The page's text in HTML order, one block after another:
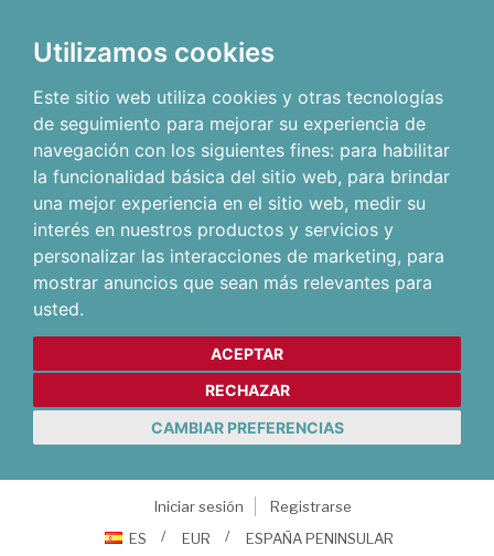
Utilizamos cookies
Este sitio web utiliza cookies y otras tecnologías
de seguimiento para mejorar su experiencia de
navegación con los siguientes fines: para habilitar
la funcionalidad básica del sitio web, para brindar
una mejor experiencia en el sitio web, medir su
interés en nuestros productos y servicios y
personalizar las interacciones de marketing, para
mostrar anuncios que sean más relevantes para
usted.
ACEPTAR
RECHAZAR
CAMBIAR PREFERENCIAS
Iniciar sesión
Registrarse
ES
EUR ESPAÑA PENINSULAR